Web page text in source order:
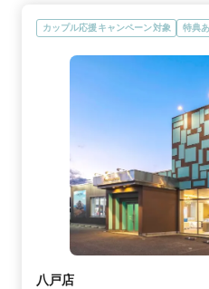
カップル応援キャンペーン対象 特典
八戸店